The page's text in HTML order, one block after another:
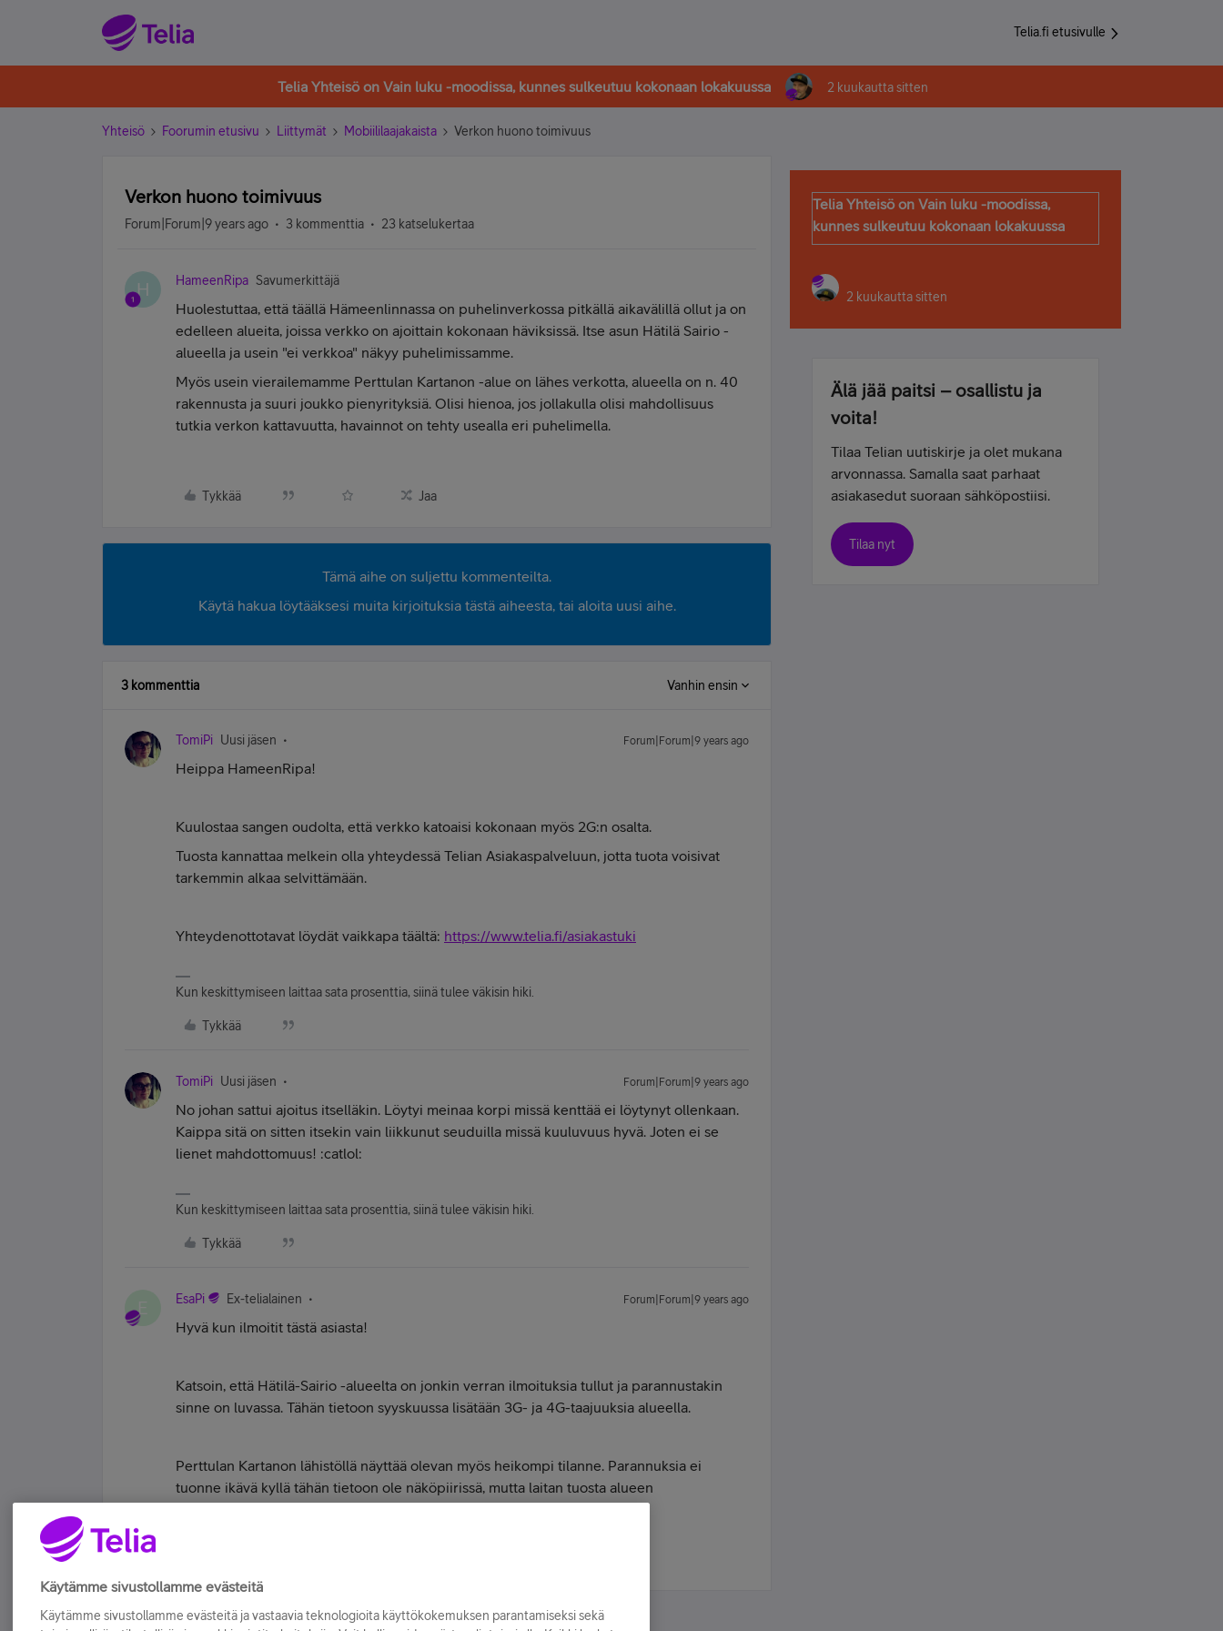
Telia.fi etusivulle
Telia Yhteisö on Vain luku -moodissa, kunnes sulkeutuu kokonaan lokakuussa 2 kuukautta sitten
Yhteisö Foorumin etusivu Liittymät Mobiililaajakaista Verkon huono toimivuus
Verkon huono toimivuus
Forum|Forum|9 years ago 3 kommenttia 23 katselukertaa
H HameenRipa Savumerkittäjä
Huolestuttaa, että täällä Hämeenlinnassa on puhelinverkossa pitkällä aikavälillä ollut ja on
edelleen alueita, joissa verkko on ajoittain kokonaan häviksissä. Itse asun Hätilä Sairio -
alueella ja usein "ei verkkoa" näkyy puhelimissamme.
Myös usein vierailemamme Perttulan Kartanon -alue on lähes verkotta, alueella on n. 40
rakennusta ja suuri joukko pienyrityksiä. Olisi hienoa, jos jollakulla olisi mahdollisuus
tutkia verkon kattavuutta, havainnot on tehty usealla eri puhelimella.
Tykkää Jaa
Tämä aihe on suljettu kommenteilta.
Käytä hakua löytääksesi muita kirjoituksia tästä aiheesta, tai aloita uusi aihe.
3 kommenttia Vanhin ensin
TomiPi Uusi jäsen Forum|Forum|9 years ago
Heippa HameenRipa!
Kuulostaa sangen oudolta, että verkko katoaisi kokonaan myös 2G:n osalta.
Tuosta kannattaa melkein olla yhteydessä Telian Asiakaspalveluun, jotta tuota voisivat
tarkemmin alkaa selvittämään.
Yhteydenottotavat löydät vaikkapa täältä: https://www.telia.fi/asiakastuki
Kun keskittymiseen laittaa sata prosenttia, siinä tulee väkisin hiki.
Tykkää
TomiPi Uusi jäsen Forum|Forum|9 years ago
No johan sattui ajoitus itselläkin. Löytyi meinaa korpi missä kenttää ei löytynyt ollenkaan.
Kaippa sitä on sitten itsekin vain liikkunut seuduilla missä kuuluvuus hyvä. Joten ei se
lienet mahdottomuus! :catlol:
Kun keskittymiseen laittaa sata prosenttia, siinä tulee väkisin hiki.
Tykkää
E EsaPi Ex-telialainen Forum|Forum|9 years ago
Hyvä kun ilmoitit tästä asiasta!
Katsoin, että Hätilä-Sairio -alueelta on jonkin verran ilmoituksia tullut ja parannustakin
sinne on luvassa. Tähän tietoon syyskuussa lisätään 3G- ja 4G-taajuuksia alueella.
Perttulan Kartanon lähistöllä näyttää olevan myös heikompi tilanne. Parannuksia ei
tuonne ikävä kyllä tähän tietoon ole näköpiirissä, mutta laitan tuosta alueen
Telia Yhteisö on Vain luku -moodissa,
kunnes sulkeutuu kokonaan lokakuussa
2 kuukautta sitten
Älä jää paitsi – osallistu ja
voita!
Tilaa Telian uutiskirje ja olet mukana
arvonnassa. Samalla saat parhaat
asiakasedut suoraan sähköpostiisi.
Tilaa nyt
Käytämme sivustollamme evästeitä
Käytämme sivustollamme evästeitä ja vastaavia teknologioita käyttökokemuksen parantamiseksi sekä